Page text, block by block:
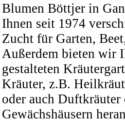
Blumen Böttjer in
Ihnen seit 1974
Zucht für Garten,
Außerdem bieten wir
gestalteten
Kräuter, z.B.
oder auch Duftkräuter
Gewächshäusern